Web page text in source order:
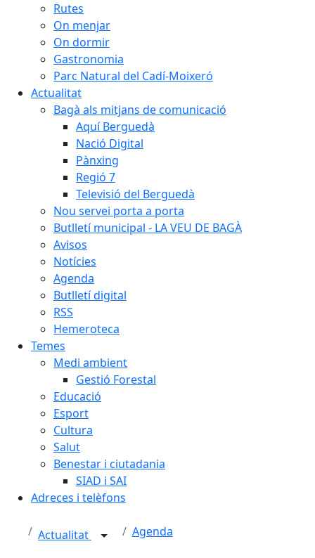
Rutes
On menjar
On dormir
Gastronomia
Parc Natural del Cadí-Moixeró
Actualitat
Bagà als mitjans de comunicació
Aquí Berguedà
Nació Digital
Pànxing
Regió 7
Televisió del Berguedà
Nou servei porta a porta
Butlletí municipal - LA VEU DE BAGÀ
Avisos
Notícies
Agenda
Butlletí digital
RSS
Hemeroteca
Temes
Medi ambient
Gestió Forestal
Educació
Esport
Cultura
Salut
Benestar i ciutadania
SIAD i SAI
Adreces i telèfons
Actualitat Agenda